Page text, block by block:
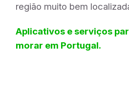
região muito bem
Aplicativos e serviços
morar em Portugal.